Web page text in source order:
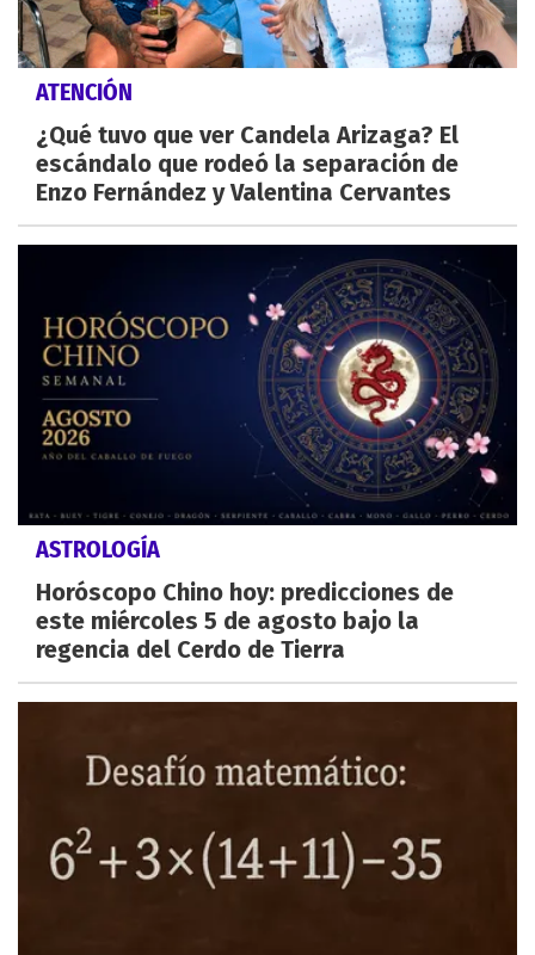
ATENCIÓN
¿Qué tuvo que ver Candela Arizaga? El
escándalo que rodeó la separación de
Enzo Fernández y Valentina Cervantes
ASTROLOGÍA
Horóscopo Chino hoy: predicciones de
este miércoles 5 de agosto bajo la
regencia del Cerdo de Tierra